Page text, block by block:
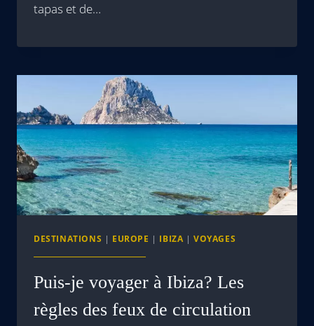
tapas et de…
DESTINATIONS | EUROPE | IBIZA |VOYAGES
Puis-je voyager à Ibiza? Les
règles des feux de circulation